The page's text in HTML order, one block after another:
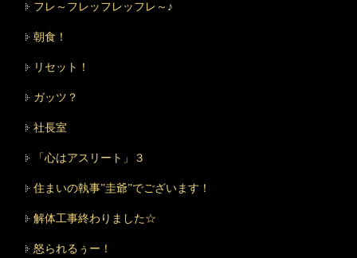
フレ～フレッフレッフレ～♪
朝食！
リセット！
ガッツ？
社長室
「心はアスリート」３
住まいの執事”圭爺”でございます！
解体工事終わりました☆
怒られるぅー！